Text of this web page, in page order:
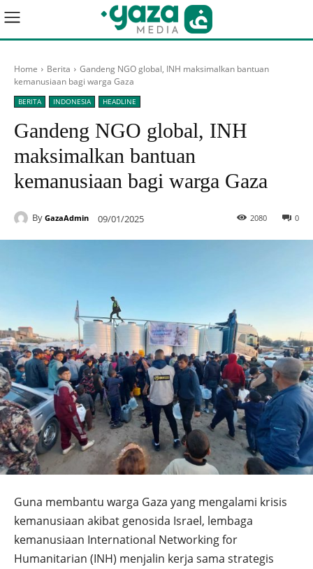
Home Berita
Gandeng NGO global, INH maksimalkan bantuan
kemanusiaan bagi warga Gaza
BERITA INDONESIA HEADLINE
Gandeng NGO global, INH
maksimalkan bantuan
kemanusiaan bagi warga Gaza
By GazaAdmin 09/01/2025 0
2080
Guna membantu warga Gaza yang mengalami krisis
kemanusiaan akibat genosida Israel, lembaga
kemanusiaan International Networking for
Humanitarian (INH) menjalin kerja sama strategis